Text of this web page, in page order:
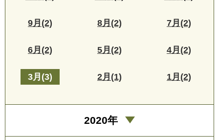
9月(2) 8月(2) 7月(2)
6月(2) 5月(2) 4月(2)
3月(3) 2月(1) 1月(2)
2020年